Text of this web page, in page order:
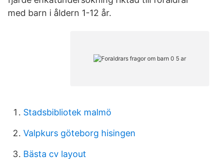
med barn i åldern 1-12 år.
Stadsbibliotek malmö
Valpkurs göteborg hisingen
Bästa cv layout